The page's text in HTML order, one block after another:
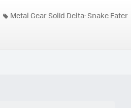
Metal Gear Solid Delta: Snake Eater